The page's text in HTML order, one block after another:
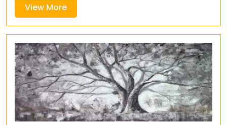
View MoreView
More